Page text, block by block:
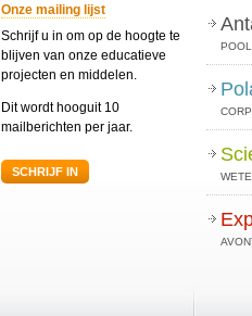
Onze mailing lijst
Schrijf u in om op de hoogte te
blijven van onze educatieve
projecten en middelen.
Dit wordt hooguit 10
mailberichten per jaar.
SCHRIJF IN